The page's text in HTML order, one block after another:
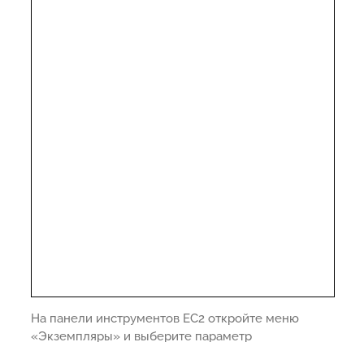
На панели инструментов EC2 откройте меню
«Экземпляры» и выберите параметр